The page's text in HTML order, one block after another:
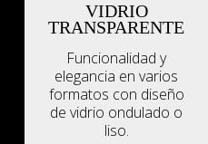
VIDRIO
TRANSPARENTE
Funcionalidad y
elegancia en varios
formatos con diseño
de vidrio ondulado o
liso.